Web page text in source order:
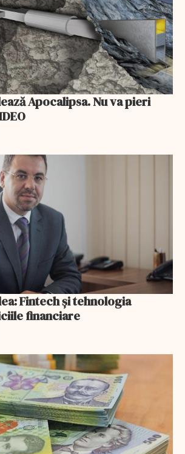
Apocalipsa. Nu va pieri
Fintech și tehnologia
financiare